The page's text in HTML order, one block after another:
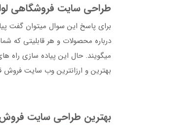
طراحی سایت فروشگاهی
برای پاسخ این سوال میتوان گفت
درباره محصولات و هر قابلیتی که
میگویند. حال این پیاده سازی راه
بهترین و ارزانترین وب سایت
بهترین طراحی سایت فروش